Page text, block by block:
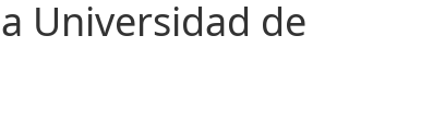
Universidad de